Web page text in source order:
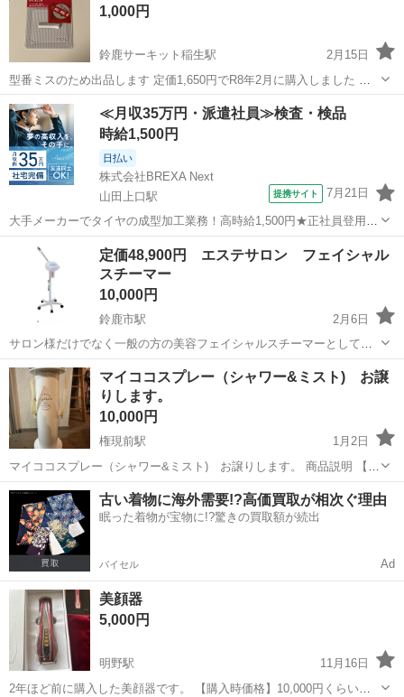
1,000円
鈴鹿サーキット稲生駅
2月15日
型番ミスのため出品します 定価1,650円でR8年2月に購入しました 型
番は画像をご確認ください
三重 鈴鹿市 鈴鹿サーキット稲生駅 美容家電
シェーバー
≪月収35万円・派遣社員≫検査・検品
時給1,500円
日払い
株式会社BREXA Next
山田上口駅
提携サイト 7月21日
大手メーカーでタイヤの成型加工業務！高時給1,500円★正社員登用制
度あり！ワンルーム寮完備！マイカー通勤OK！無料駐車場あり！《三
重県伊勢市》 人気の工場のお仕事 ◇タイヤの製造◇ トラック・バ
ス・RV車用を中心とした...
三重 山田上口駅
定価48,900円 エステサロン フェイシャル
スチーマー
10,000円
鈴鹿市駅
2月6日
サロン様だけでなく一般の方の美容フェイシャルスチーマーとしても
使用可能です！ 中古品のご理解のある方お願いいたします。 神経質な
方はご遠慮ください。 精製水のみ使用 アロマを入れる箇所もござい
ますが、 アロマ等は使用して...
三重 鈴鹿市 鈴鹿市駅 美容家電
マイココスプレー（シャワー&ミスト) お譲
りします。
10,000円
権現前駅
1月2日
マイココスプレー（シャワー&ミスト) お譲りします。 商品説明 【メ
ーカー】: 株式会社アレン ケア···浸透/導入 部位···全身,顔,頭皮(スカル
プ) 購入価格は確か300,000位したと思います。 ...
三重 松阪市 権現前駅 美容家電 炭酸ガス
古い着物に海外需要!?高価買取が相次ぐ理由
眠った着物が宝物に!?驚きの買取額が続出
バイセル Ad
美顔器
5,000円
明野駅
11月16日
2年ほど前に購入した美顔器です。 【購入時価格】10,000円くらい